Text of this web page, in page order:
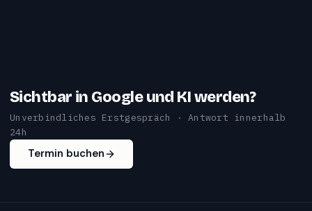
Sichtbar in Google und KI werden?
Unverbindliches Erstgespräch · Antwort innerhalb
24h
Termin buchen